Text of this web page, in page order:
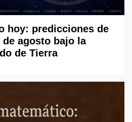
hoy: predicciones de
agosto bajo la
de Tierra